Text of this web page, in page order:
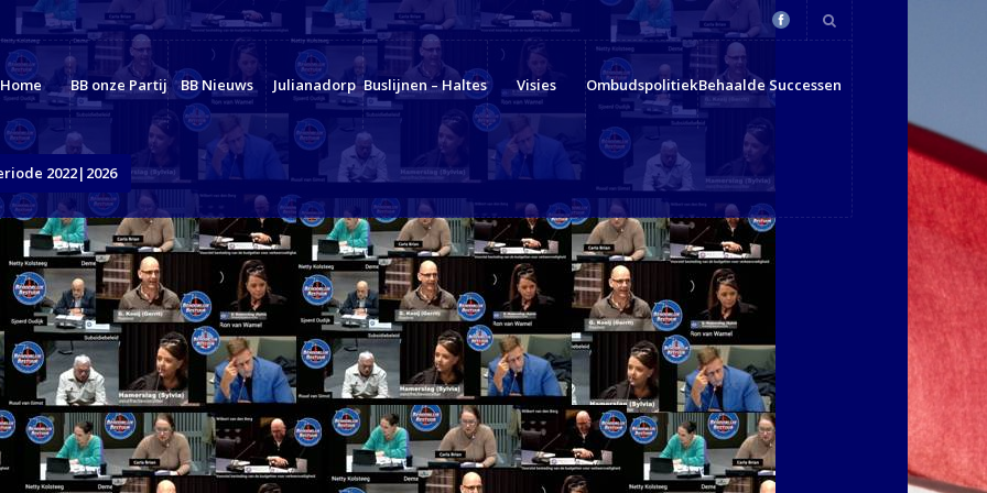
Home BB onze Partij BB Nieuws Julianadorp Buslijnen – Haltes Visies OmbudspolitiekBehaalde Successen
2022|2026